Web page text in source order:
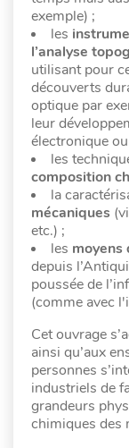
exemple) ;
les
l’analyse
utilisant pour
découverts
optique par
leur
électronique
les
composition
la
mécaniques
etc.) ;
les moyens
depuis
poussée de
(comme avec
Cet ouvrage
ainsi qu’aux
personnes
industriels de
grandeurs
chimiques des